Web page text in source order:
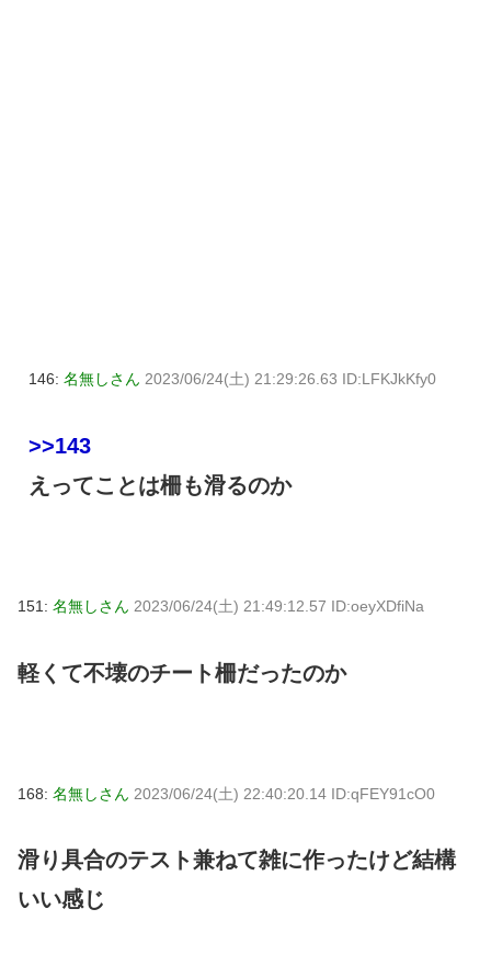
146: 名無しさん 2023/06/24(土) 21:29:26.63 ID:LFKJkKfy0
>>143
えってことは柵も滑るのか
151: 名無しさん 2023/06/24(土) 21:49:12.57 ID:oeyXDfiNa
軽くて不壊のチート柵だったのか
168: 名無しさん 2023/06/24(土) 22:40:20.14 ID:qFEY91cO0
滑り具合のテスト兼ねて雑に作ったけど結構
いい感じ